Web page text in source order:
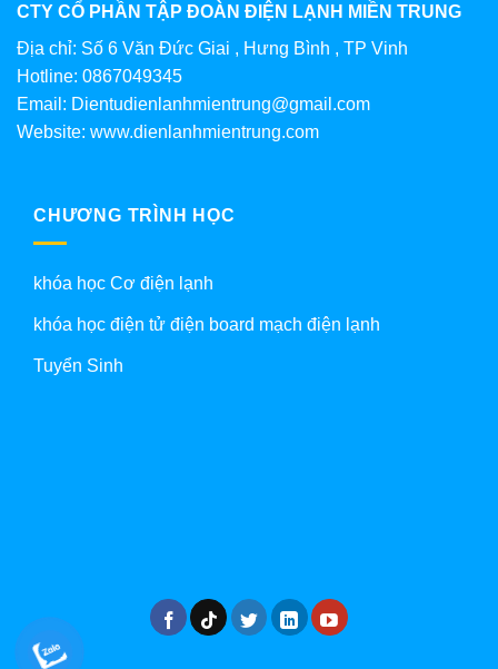
CTY CỔ PHẦN TẬP ĐOÀN ĐIỆN LẠNH MIỀN TRUNG
Địa chỉ: Số 6 Văn Đức Giai , Hưng Bình , TP Vinh
Hotline: 0867049345
Email: Dientudienlanhmientrung@gmail.com
Website: www.dienlanhmientrung.com
CHƯƠNG TRÌNH HỌC
khóa học Cơ điện lạnh
khóa học điện tử điện board mạch điện lạnh
Tuyển Sinh